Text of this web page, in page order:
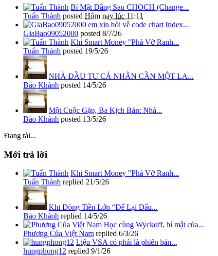
Bí Mật Đằng Sau CHOCH (Change...
Tuấn Thành posted Hôm nay lúc 11:11
em xin hỏi về code chart Index...
GiaBao09052000 posted 8/7/26
Khi Smart Money "Phá Vỡ Ranh...
Tuấn Thành posted 19/5/26
NHÀ ĐẦU TƯ CÁ NHÂN CẦN MỘT LA...
Bảo Khánh posted 14/5/26
Một Cuộc Gặp, Ba Kịch Bản: Nhà...
Bảo Khánh posted 13/5/26
Đang tải...
Mới trả lời
Khi Smart Money "Phá Vỡ Ranh...
Tuấn Thành replied 21/5/26
Khi Dòng Tiền Lớn “Để Lại Dấu...
Bảo Khánh replied 14/5/26
Học cùng Wyckoff, bí mật của...
Phương Của Việt Nam replied 6/3/26
Liệu VSA có phải là phiên bản...
hungphong12 replied 9/1/26